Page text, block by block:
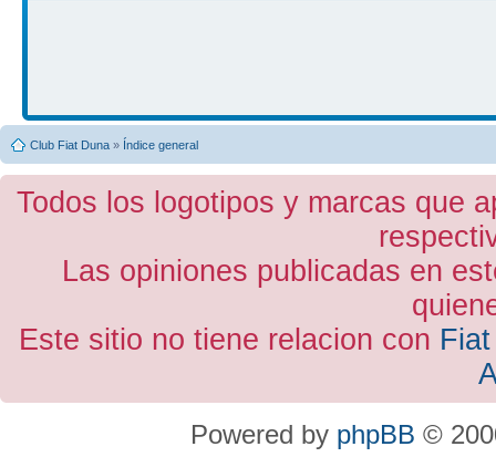
Club Fiat Duna » Índice general
Todos los logotipos y marcas que
Las opiniones publicadas en
Este sitio no tiene relacion con
Powered by phpBB ©